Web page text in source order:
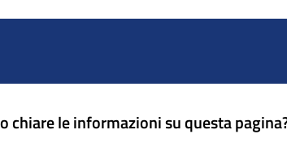
chiare le informazioni su questa